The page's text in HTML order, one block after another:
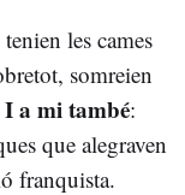
les cames
somreien
a mi també:
que alegraven
franquista.